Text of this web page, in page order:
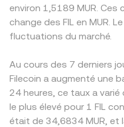
environ 1,5189 MUR.
change des FIL en MUR.
fluctuations du marché.
Au cours des 7 derniers
Filecoin a augmenté une
24 heures, ce taux a
le plus élevé pour 1 FIL
était de 34,6834 MUR, et